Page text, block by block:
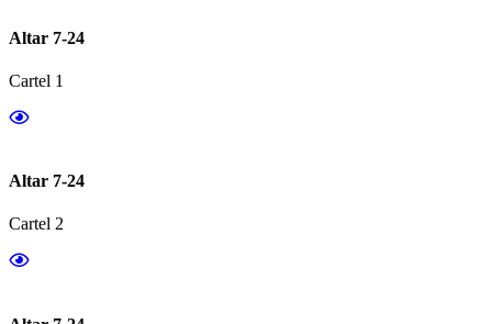
Altar 7-24
Cartel 1
Altar 7-24
Cartel 2